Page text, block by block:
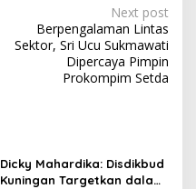
Next post
Berpengalaman Lintas
Sektor, Sri Ucu Sukmawati
Dipercaya Pimpin
Prokompim Setda
Dicky Mahardika: Disdikbud
Kuningan Targetkan dalam